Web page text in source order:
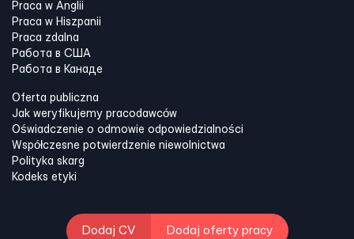
Praca w Anglii
Praca w Hiszpanii
Praca zdalna
Работа в США
Работа в Канадe
Oferta publiczna
Jak weryfikujemy pracodawców
Oświadczenie o odmowie odpowiedzialności
Współczesne potwierdzenie niewolnictwa
Polityka skarg
Kodeks etyki
Dodaj CV Dodaj oferty pracy